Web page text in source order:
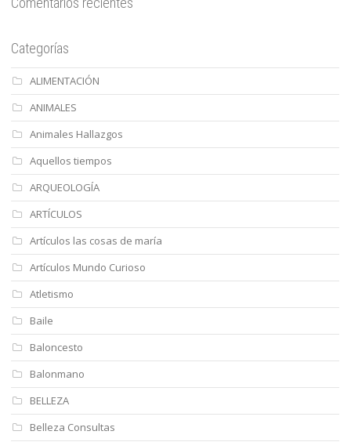
Categorías
ALIMENTACIÓN
ANIMALES
Animales Hallazgos
Aquellos tiempos
ARQUEOLOGÍA
ARTÍCULOS
Artículos las cosas de maría
Artículos Mundo Curioso
Atletismo
Baile
Baloncesto
Balonmano
BELLEZA
Belleza Consultas